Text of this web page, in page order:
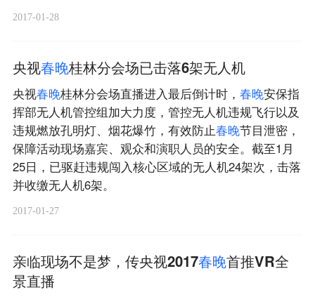
2017-01-28
央视春晚桂林分会场已击落6架无人机
央视春晚桂林分会场直播进入最后倒计时， 春晚安保指
挥部无人机管控组加大力度，管控无人机违规飞行以及
违规燃放孔明灯、烟花爆竹，有效防止春晚节目泄密，
保障活动现场嘉宾、观众和演职人员的安全。截至1月
25日，已驱赶违规闯入核心区域的无人机24架次，击落
并收缴无人机6架。
2017-01-27
亲临现场不是梦，传央视2017春晚首推VR全
景直播